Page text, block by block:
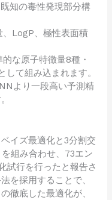
知の毒性発現部分構
LogP、極性表面積
な原子特徴量8種・
て組み込まれます。
より一段高い予測精
イズ最適化と3分割交
組み合わせ、73エン
試行を行ったと報告さ
を採用することで、
徹底した最適化が、